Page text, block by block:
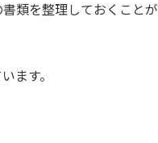
類を整理しておくことが
ます。